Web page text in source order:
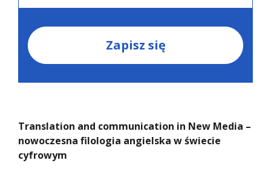
Zapisz się
Translation and communication in New Media –
nowoczesna filologia angielska w świecie
cyfrowym